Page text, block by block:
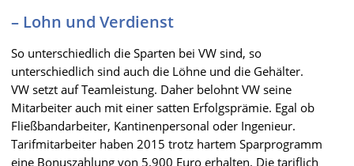
– Lohn und Verdienst
So unterschiedlich die Sparten bei VW sind, so
unterschiedlich sind auch die Löhne und die Gehälter.
VW setzt auf Teamleistung. Daher belohnt VW seine
Mitarbeiter auch mit einer satten Erfolgsprämie. Egal ob
Fließbandarbeiter, Kantinenpersonal oder Ingenieur.
Tarifmitarbeiter haben 2015 trotz hartem Sparprogramm
eine Bonuszahlung von 5.900 Euro erhalten. Die tariflich